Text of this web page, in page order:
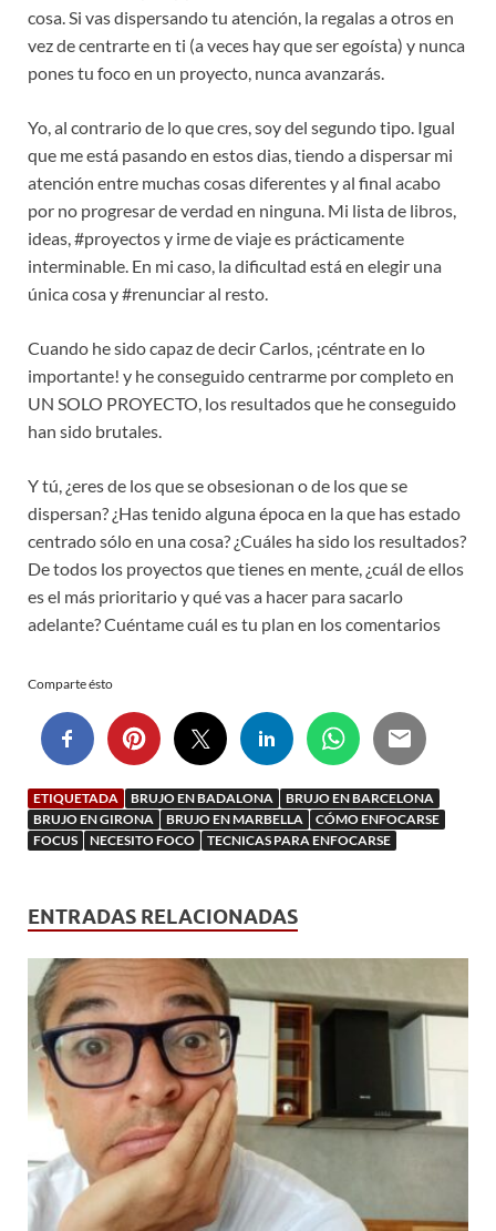
cosa. Si vas dispersando tu atención, la regalas a otros en
vez de centrarte en ti (a veces hay que ser egoísta) y nunca
pones tu foco en un proyecto, nunca avanzarás.
Yo, al contrario de lo que cres, soy del segundo tipo. Igual
que me está pasando en estos dias, tiendo a dispersar mi
atención entre muchas cosas diferentes y al final acabo
por no progresar de verdad en ninguna. Mi lista de libros,
ideas, #proyectos y irme de viaje es prácticamente
interminable. En mi caso, la dificultad está en elegir una
única cosa y #renunciar al resto.
Cuando he sido capaz de decir Carlos, ¡céntrate en lo
importante! y he conseguido centrarme por completo en
UN SOLO PROYECTO, los resultados que he conseguido
han sido brutales.
Y tú, ¿eres de los que se obsesionan o de los que se
dispersan? ¿Has tenido alguna época en la que has estado
centrado sólo en una cosa? ¿Cuáles ha sido los resultados?
De todos los proyectos que tienes en mente, ¿cuál de ellos
es el más prioritario y qué vas a hacer para sacarlo
adelante? Cuéntame cuál es tu plan en los comentarios
Comparte ésto
ETIQUETADA BRUJO EN BADALONA
BRUJO EN BARCELONA
BRUJO EN GIRONA
BRUJO EN MARBELLA
CÓMO ENFOCARSE
FOCUS
NECESITO FOCO TECNICAS PARA ENFOCARSE
ENTRADAS RELACIONADAS